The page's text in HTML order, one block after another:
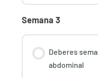
Semana 3
Deberes
abdominal